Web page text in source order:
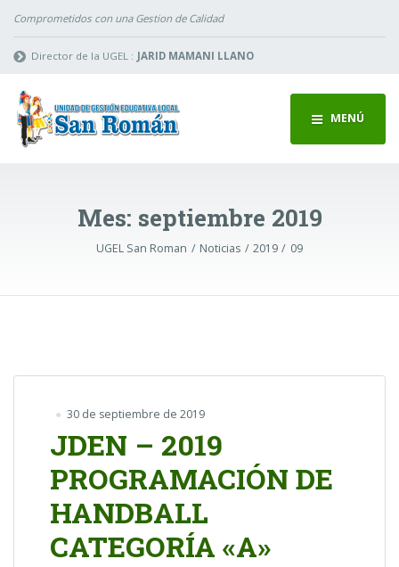
Comprometidos con una Gestion de Calidad
Director de la UGEL : JARID MAMANI LLANO
MENÚ
Mes: septiembre 2019
UGEL San Roman Noticias 2019 09
30 de septiembre de 2019
JDEN – 2019
PROGRAMACIÓN DE
HANDBALL
CATEGORÍA «A»